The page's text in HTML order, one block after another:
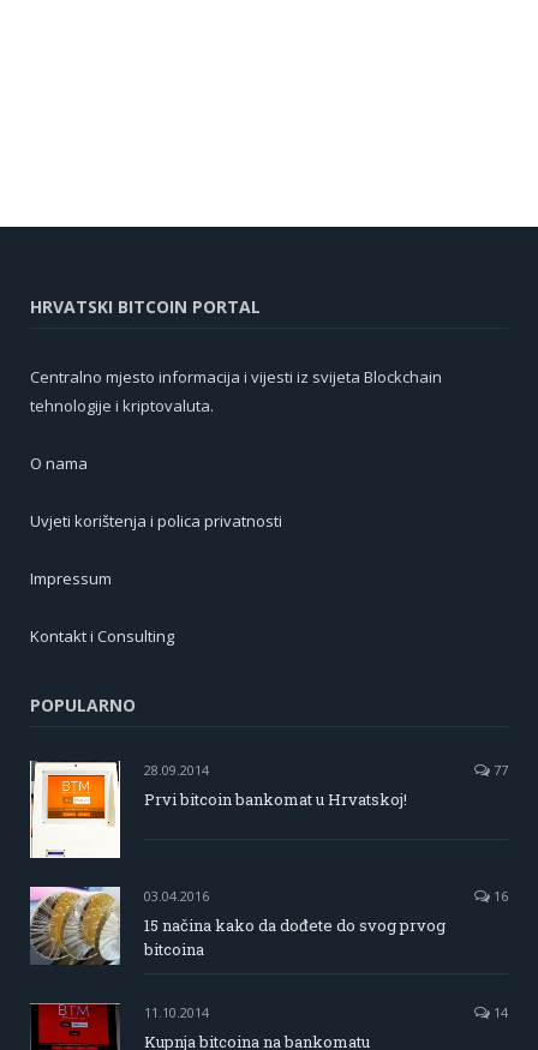
HRVATSKI BITCOIN PORTAL
Centralno mjesto informacija i vijesti iz svijeta Blockchain
tehnologije i kriptovaluta.
O nama
Uvjeti korištenja i polica privatnosti
Impressum
Kontakt i Consulting
POPULARNO
28.09.2014 77
Prvi bitcoin bankomat u Hrvatskoj!
03.04.2016 16
15 načina kako da dođete do svog prvog
bitcoina
11.10.2014 14
Kupnja bitcoina na bankomatu